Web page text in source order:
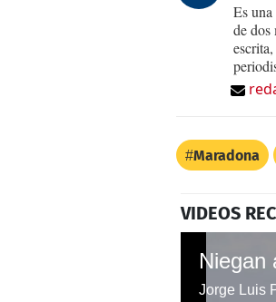
Es
de dos
Maradona
VIDEOS